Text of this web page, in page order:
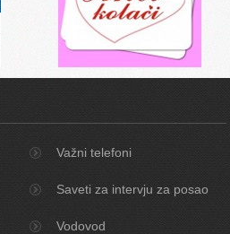
Važni telefoni
Saveti za intervju za posao
Vodovod